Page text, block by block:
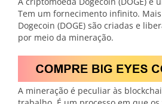
Tem um fornecimento infinito.
Dogecoin (DOGE) são criadas e
por meio da mineração.
A mineração é peculiar às